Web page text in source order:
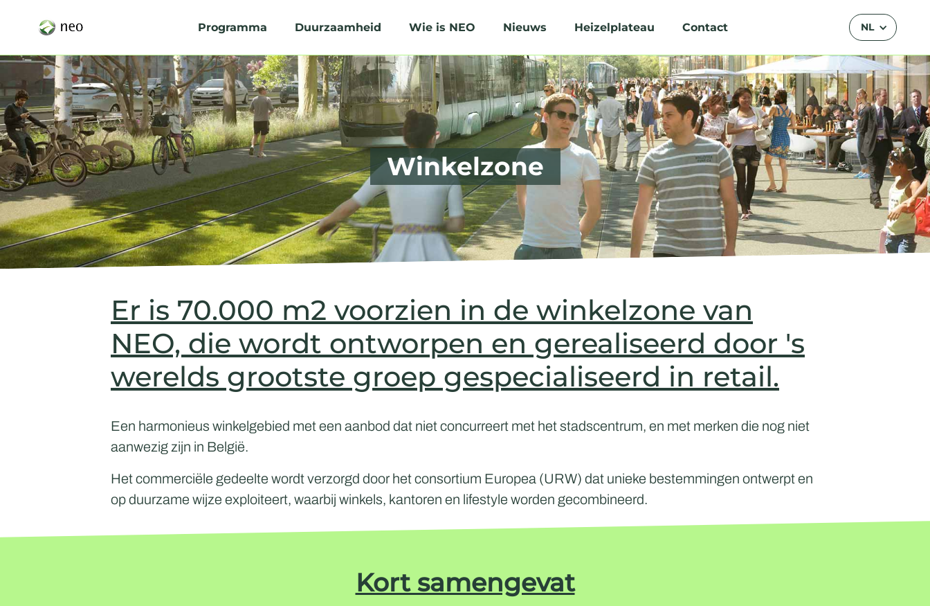
Programma Duurzaamheid Wie is NEO Nieuws Heizelplateau Contact NL
Winkelzone
Er is 70.000 m2 voorzien in de winkelzone van
NEO, die wordt ontworpen en gerealiseerd door 's
werelds grootste groep gespecialiseerd in retail.
Een harmonieus winkelgebied met een aanbod dat niet concurreert met het stadscentrum, en met merken die nog niet
aanwezig zijn in België.
Het commerciële gedeelte wordt verzorgd door het consortium Europea (URW) dat unieke bestemmingen ontwerpt en
op duurzame wijze exploiteert, waarbij winkels, kantoren en lifestyle worden gecombineerd.
Kort samengevat